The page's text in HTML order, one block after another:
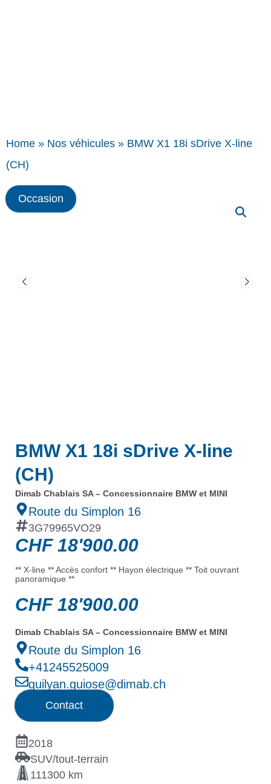
Home » Nos véhicules » BMW X1 18i sDrive X-line
(CH)
Occasion
BMW X1 18i sDrive X-line
(CH)
Dimab Chablais SA – Concessionnaire BMW et MINI
Route du Simplon 16
3G79965VO29
CHF18'900.00
** X-line ** Accès confort ** Hayon électrique ** Toit ouvrant
panoramique **
CHF18'900.00
Dimab Chablais SA – Concessionnaire BMW et MINI
Route du Simplon 16
+41245525009
guilyan.guiose@dimab.ch
Contact
2018
SUV/tout-terrain
111300 km